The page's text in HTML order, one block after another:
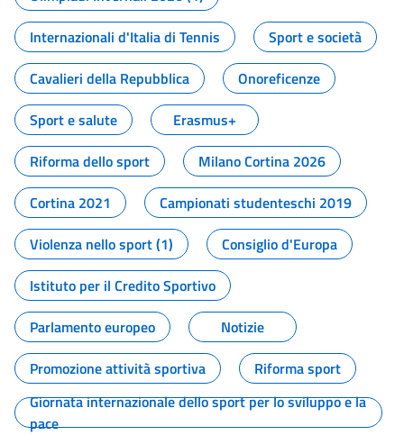
Internazionali d'Italia di Tennis
Sport e società
Cavalieri della Repubblica
Onoreficenze
Sport e salute
Erasmus+
Riforma dello sport
Milano Cortina 2026
Cortina 2021
Campionati studenteschi 2019
Violenza nello sport (1)
Consiglio d'Europa
Istituto per il Credito Sportivo
Parlamento europeo
Notizie
Promozione attività sportiva
Riforma sport
Giornata internazionale dello sport per lo sviluppo e la
pace